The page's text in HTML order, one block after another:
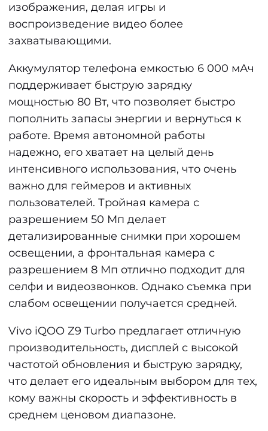
изображения, делая игры и
воспроизведение видео более
захватывающими.
Аккумулятор телефона емкостью 6 000 мАч
поддерживает быструю зарядку
мощностью 80 Вт, что позволяет быстро
пополнить запасы энергии и вернуться к
работе. Время автономной работы
надежно, его хватает на целый день
интенсивного использования, что очень
важно для геймеров и активных
пользователей. Тройная камера с
разрешением 50 Мп делает
детализированные снимки при хорошем
освещении, а фронтальная камера с
разрешением 8 Мп отлично подходит для
селфи и видеозвонков. Однако съемка при
слабом освещении получается средней.
Vivo iQOO Z9 Turbo предлагает отличную
производительность, дисплей с высокой
частотой обновления и быструю зарядку,
что делает его идеальным выбором для тех,
кому важны скорость и эффективность в
среднем ценовом диапазоне.